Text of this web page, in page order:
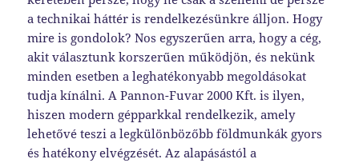
a technikai háttér is rendelkezésünkre álljon. Hogy
mire is gondolok? Nos egyszerűen arra, hogy a cég,
akit választunk korszerűen működjön, és nekünk
minden esetben a leghatékonyabb megoldásokat
tudja kínálni. A Pannon-Fuvar 2000 Kft. is ilyen,
hiszen modern gépparkkal rendelkezik, amely
lehetővé teszi a legkülönbözőbb földmunkák gyors
és hatékony elvégzését. Az alapásástól a